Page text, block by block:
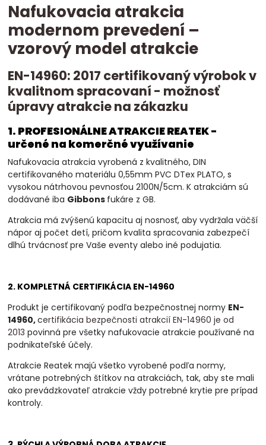
Nafukovacia atrakcia
modernom prevedení –
vzorový model atrakcie
EN-14960: 2017 certifikovaný výrobok v
kvalitnom spracovaní - možnosť
úpravy atrakcie na zákazku
1. PROFESIONÁLNE ATRAKCIE REATEK -
určené na komerčné využívanie
Nafukovacia atrakcia vyrobená z kvalitného, DIN
certifikovaného materiálu 0,55mm PVC DTex PLATO, s
vysokou nátrhovou pevnosťou 2100N/5cm. K atrakciám sú
dodávané iba Gibbons fukáre z GB.
Atrakcia má zvýšenú kapacitu aj nosnosť, aby vydržala väčší
nápor aj počet detí, pričom kvalita spracovania zabezpečí
dlhú trvácnosť pre Vaše eventy alebo iné podujatia.
2. KOMPLETNÁ CERTIFIKÁCIA EN-14960
Produkt je certifikovaný podľa bezpečnostnej normy EN-
14960,certifikácia bezpečnosti atrakcií EN-14960 je od
2013povinnápre všetky nafukovacie atrakcie používané na
podnikateľské účely.
Atrakcie Reatek majú všetko vyrobené podľa normy,
vrátane potrebných štítkov na atrakciách, tak, aby ste mali
ako prevádzkovateľ atrakcie vždy potrebné krytie pre prípad
kontroly.